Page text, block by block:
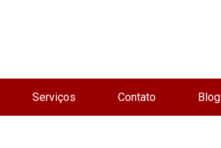
Serviços Contato Blog